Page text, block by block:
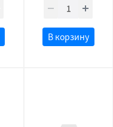
В корзину